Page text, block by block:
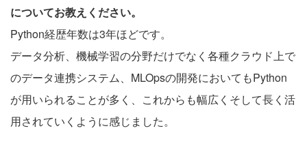
についてお教えください。
Python経歴年数は3年ほどです。
データ分析、機械学習の分野だけでなく各種クラウド上で
のデータ連携システム、MLOpsの開発においてもPython
が用いられることが多く、これからも幅広くそして長く活
用されていくように感じました。